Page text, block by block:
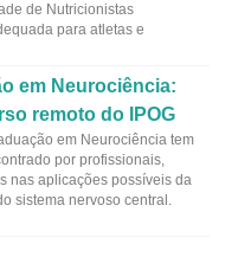
de Nutricionistas
para atletas e
em Neurociência:
remoto do IPOG
em Neurociência tem
por profissionais,
nas aplicações possíveis da
sistema nervoso central.